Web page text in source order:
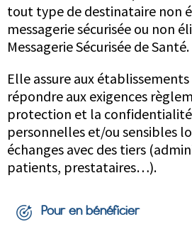
tout type de destinataire non
messagerie sécurisée ou non
Messagerie Sécurisée de Santé.
Elle assure aux
répondre aux exigences
protection et la confidentialité
personnelles et/ou sensibles
échanges avec des tiers
patients, prestataires…).
Pour en bénéficier